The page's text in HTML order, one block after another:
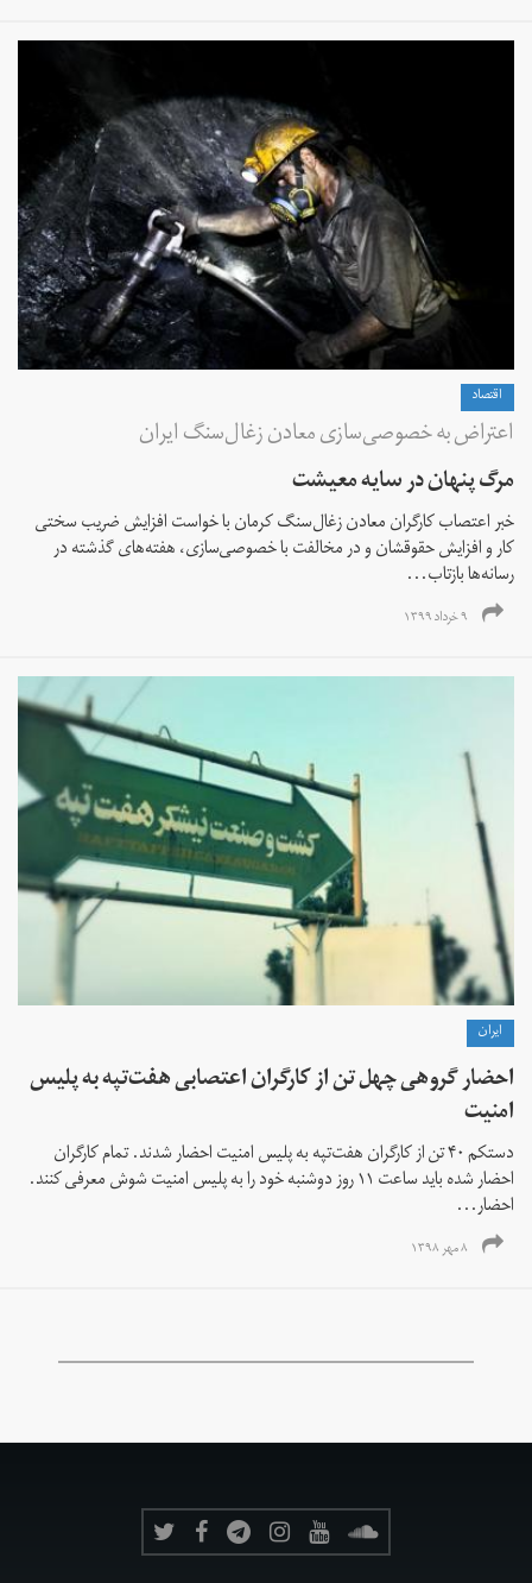
اقتصاد
اعتراض به خصوصی‌سازی معادن زغال‌سنگ ایران
مرگ پنهان در سایه معیشت
خبر اعتصاب کارگران معادن زغال‌سنگ کرمان با خواست افزایش ضریب سختی
کار و افزایش حقوقشان و در مخالفت با خصوصی‌سازی، هفته‌های گذشته در
رسانه‌ها بازتاب...
۹ خرداد ۱۳۹۹
ايران
احضار گروهی چهل تن از کارگران اعتصابی هفت‌تپه به پلیس
امنیت
دستکم ۴۰ تن از کارگران هفت‌تپه به پلیس امنیت احضار شدند. تمام کارگران
احضار شده باید ساعت ۱۱ روز دوشنبه خود را به پلیس امنیت شوش معرفی کنند.
احضار...
۸ مهر ۱۳۹۸